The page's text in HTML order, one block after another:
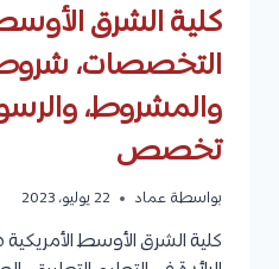
كلية الشرق
التخصصات، شروط
والمشروط،
تخصص
بواسطة عماد 22 يوليو، 2023
كلية الشرق الأوسط